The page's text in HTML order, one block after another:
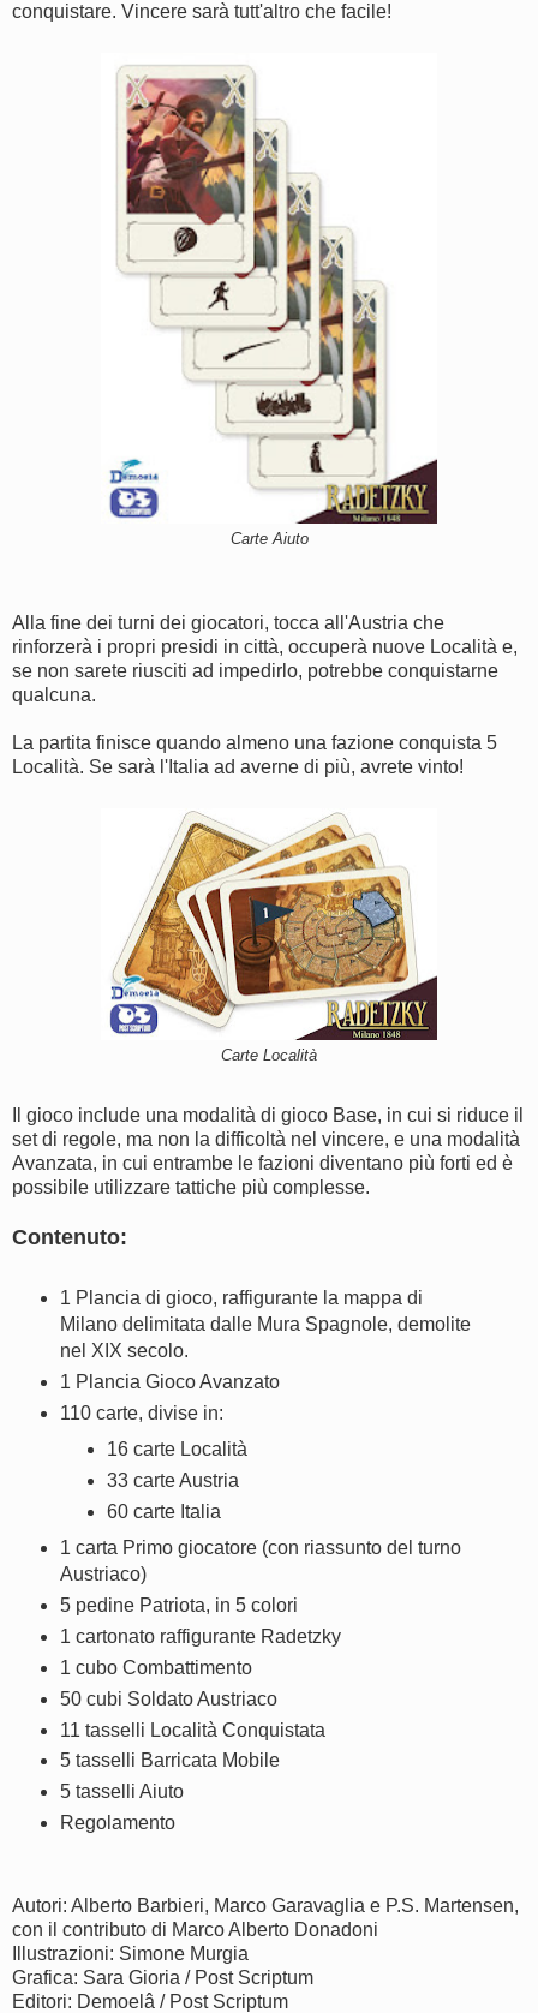
conquistare. Vincere sarà tutt'altro che facile!
Carte Aiuto
Alla fine dei turni dei giocatori, tocca all'Austria che
rinforzerà i propri presidi in città, occuperà nuove Località e,
se non sarete riusciti ad impedirlo, potrebbe conquistarne
qualcuna.
La partita finisce quando almeno una fazione conquista 5
Località. Se sarà l'Italia ad averne di più, avrete vinto!
Carte Località
Il gioco include una modalità di gioco Base, in cui si riduce il
set di regole, ma non la difficoltà nel vincere, e una modalità
Avanzata, in cui entrambe le fazioni diventano più forti ed è
possibile utilizzare tattiche più complesse.
Contenuto:
1 Plancia di gioco, raffigurante la mappa di
Milano delimitata dalle Mura Spagnole, demolite
nel XIX secolo.
1 Plancia Gioco Avanzato
110 carte, divise in:
16 carte Località
33 carte Austria
60 carte Italia
1 carta Primo giocatore (con riassunto del turno
Austriaco)
5 pedine Patriota, in 5 colori
1 cartonato raffigurante Radetzky
1 cubo Combattimento
50 cubi Soldato Austriaco
11 tasselli Località Conquistata
5 tasselli Barricata Mobile
5 tasselli Aiuto
Regolamento
Autori: Alberto Barbieri, Marco Garavaglia e P.S. Martensen,
con il contributo di Marco Alberto Donadoni
Illustrazioni: Simone Murgia
Grafica: Sara Gioria / Post Scriptum
Editori: Demoelâ / Post Scriptum